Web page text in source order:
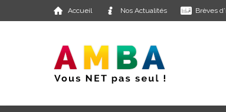
Accueil Nos Actualités Brèves